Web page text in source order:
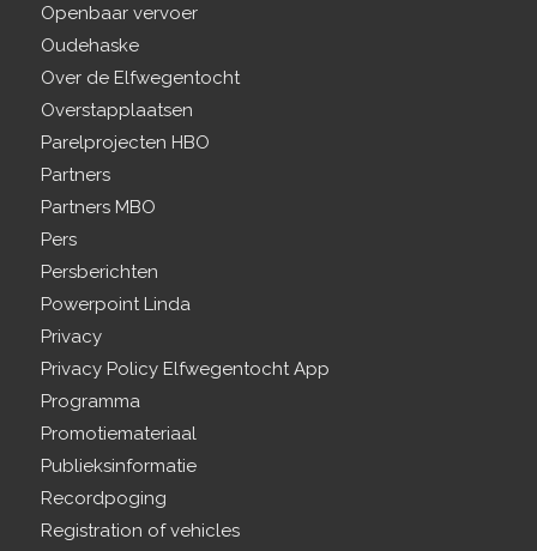
Openbaar vervoer
Oudehaske
Over de Elfwegentocht
Overstapplaatsen
Parelprojecten HBO
Partners
Partners MBO
Pers
Persberichten
Powerpoint Linda
Privacy
Privacy Policy Elfwegentocht App
Programma
Promotiemateriaal
Publieksinformatie
Recordpoging
Registration of vehicles